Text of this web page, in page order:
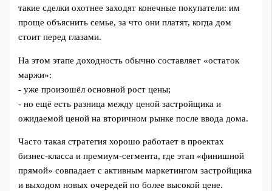
такие сделки охотнее заходят конечные покупатели: им
проще объяснить семье, за что они платят, когда дом
стоит перед глазами.
На этом этапе доходность обычно составляет «остаток
маржи»:
- уже произошёл основной рост цены;
- но ещё есть разница между ценой застройщика и
ожидаемой ценой на вторичном рынке после ввода дома.
Часто такая стратегия хорошо работает в проектах
бизнес-класса и премиум-сегмента, где этап «финишной
прямой» совпадает с активным маркетингом застройщика
и выходом новых очередей по более высокой цене.